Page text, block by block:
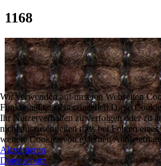
1168
Wir verwenden auf unseren Webseiten
Funktionalität sicherzustellen.Diese
Ihr Nutzerverhalten zu verfolgen oder zu
nicht auszuschließen dass bei Folgen
weitere Cookies von externen Anbietern
Akzeptieren
Datenschutz